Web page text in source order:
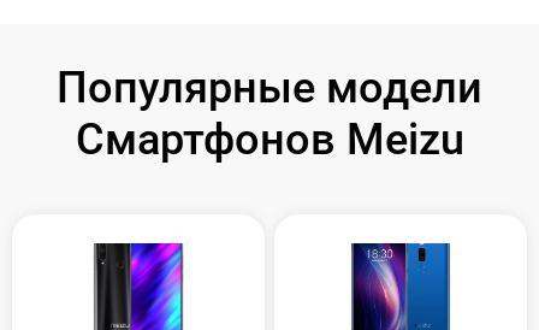
Популярные модели
Смартфонов Meizu